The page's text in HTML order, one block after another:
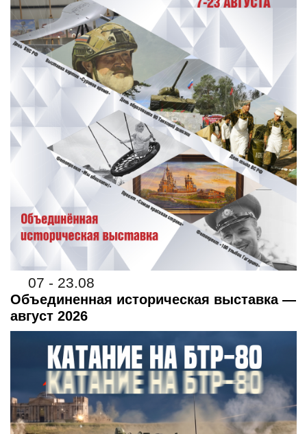
07 - 23.08
Объединенная историческая выставка —
август 2026